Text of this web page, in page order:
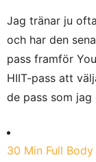
Jag tränar ju
och har den
pass framför
HIIT-pass att
de pass som
30 Min Full